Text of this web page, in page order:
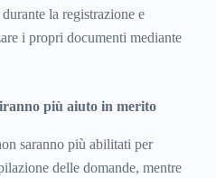
la registrazione e
i propri documenti mediante
più aiuto in merito
saranno più abilitati per
delle domande, mentre